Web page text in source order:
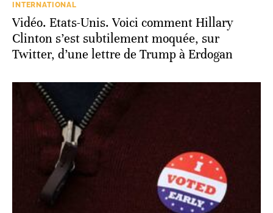
INTERNATIONAL
Vidéo. Etats-Unis. Voici comment Hillary
Clinton s’est subtilement moquée, sur
Twitter, d’une lettre de Trump à Erdogan